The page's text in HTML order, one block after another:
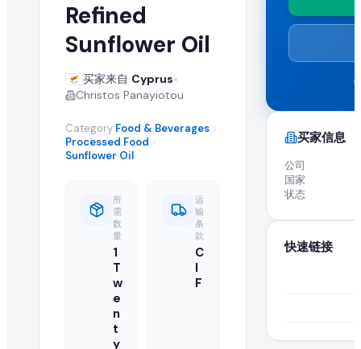
类似 Refined Sunflower Oil 批发采购需
在 EximNext B2B 市场浏览更多活跃的 refined sunflower oil
全球 B2B 采购: 活跃进口商求购
高品质 refined sunflower oil 在全球市场的需求持续增长。
关于 Refined Sunflower Oil 采购需求的
什么是 refined sunflower oil 采购需求?
采购需求是由正在寻找供应商以批量进口或采购批发 refined
如何响应此 refined sunflower oil 采购需求?
认证供应商和制造商可以点击本页的"提交报价"按钮,将批发
Refined
Sunflower Oil
买家来自 Cyprus•
Christos Panayiotou
Category:Food & Beverages
Processed Food
Sunflower Oil
所
需
数
量
1
T
w
e
n
t
y
运
输
条
款
C
I
F
买家信息
公司
国家
状态
快速链接